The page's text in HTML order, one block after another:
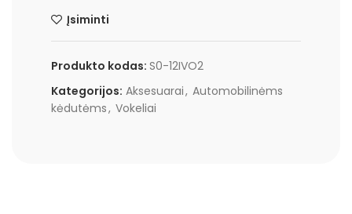
Įsiminti
Produkto kodas: S0-12IVO2
Kategorijos: Aksesuarai, Automobilinėms
kėdutėms, Vokeliai